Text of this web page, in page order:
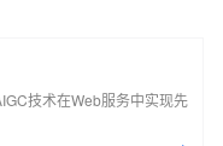
技术在Web服务中实现先